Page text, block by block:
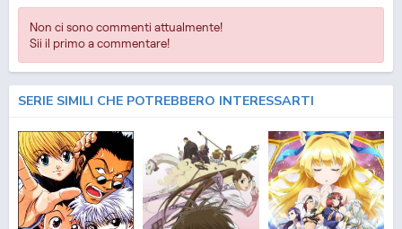
Non ci sono commenti attualmente!
Sii il primo a commentare!
SERIE SIMILI CHE POTREBBERO INTERESSARTI